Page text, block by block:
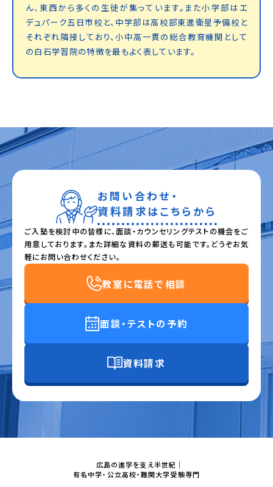
ん、東西から多くの生徒が集っています。また小学部はエ
デュパーク五日市校と、中学部は高校部東進衛星予備校と
それぞれ隣接しており、小中高一貫の総合教育機関として
の白石学習院の特徴を最もよく表しています。
お問い合わせ・
資料請求はこちらから
ご入塾を検討中の皆様に、面談・カウンセリングテストの機会をご
用意しております。また詳細な資料の郵送も可能です。どうぞお気
軽にお問い合わせください。
教室に電話で相談
面談・テストの予約
資料請求
広島の進学を支え半世紀｜
有名中学・公立高校・難関大学受験専門